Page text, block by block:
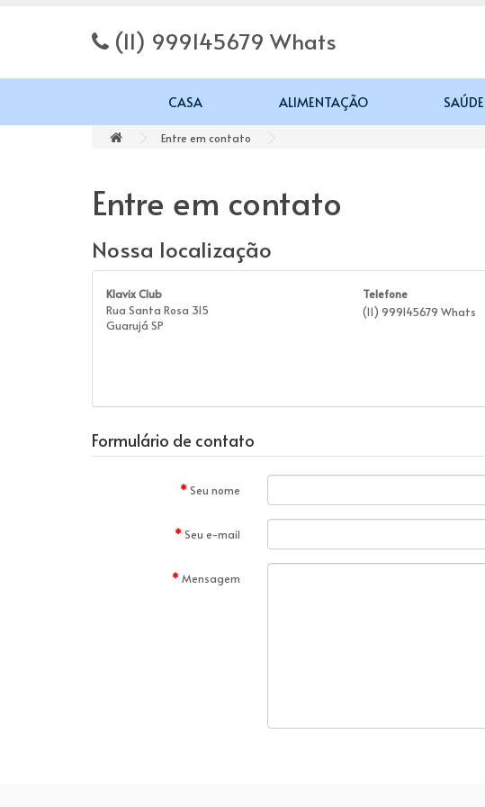
(11) 999145679 Whats
CASA ALIMENTAÇÃO SAÚDE
Entre em contato
Entre em contato
Nossa localização
Klavix Club
Rua Santa Rosa 315
Guarujá SP
Telefone
(11) 999145679 Whats
Formulário de contato
Seu nome
Seu e-mail
Mensagem